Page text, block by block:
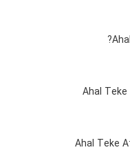
Ahal
Ahal Teke